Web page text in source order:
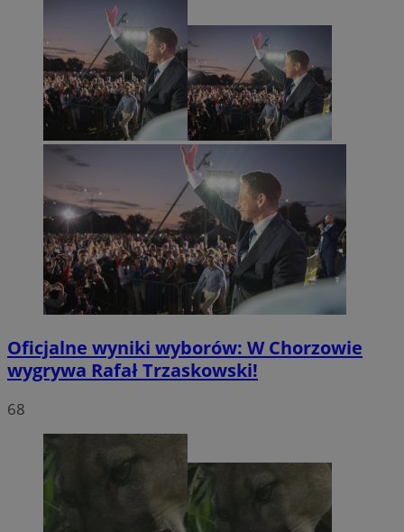
Oficjalne wyniki wyborów: W Chorzowie
wygrywa Rafał Trzaskowski!
68